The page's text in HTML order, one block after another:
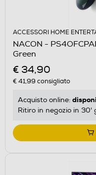
ACCESSORI HOME
NACON -
Green
€ 34,90
€ 41,99 consigliato
Acquisto online:
Ritiro in negozio in 30'